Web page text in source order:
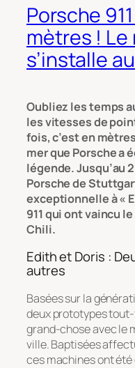
Porsche
mètres ! Le
s’installe
Oubliez les temps
les vitesses de
fois, c’est en
mer que Porsche a
légende. Jusqu’au
Porsche de
exceptionnelle à «
911 qui ont vaincu
Chili.
Edith et Doris :
autres
Basées sur la
deux prototypes
grand-chose avec le
ville. Baptisées
ces machines ont été